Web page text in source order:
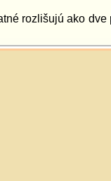
rozlišujú ako